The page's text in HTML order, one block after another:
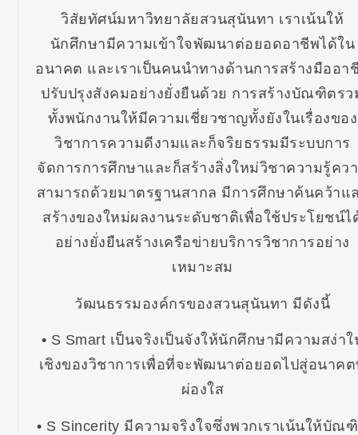
วิสัยทัศน์มหาวิทยาลัยสวนสุนันทา เราเน้นให้
นักศึกษามีความเข้าใจพัฒนาต่อยอดอาชีพได้ใน
อนาคต และเราเป็นคนนำทางด้านการสร้างมืออา
ปรับปรุงสังคมอย่างยั่งยืนด้วย การสร้างบัณฑิตรว
ทั้งพนักงานให้มีความเชี่ยวชาญทั้งยังในเรื่องของ
วิชาการความดีงามและก็จริยธรรมมีระบบการ
จัดการการศึกษาและก็สร้างสิ่งใหม่วิชาความรู้คว
สามารถด้วยมาตรฐานสากล มีการศึกษาค้นคว้าแ
สร้างของใหม่ผลงานระดับชาติเพื่อใช้ประโยชน์ไ
อย่างยั่งยืนสร้างเครือข่ายบริการวิชาการอย่าง
เหมาะสม
วัฒนธรรมองค์กรของสวนสุนันทา มีดังนี้
• S Smart เป็นจริงเป็นจังให้นักศึกษามีความสง่าใ
เชิงของวิชาการเพื่อที่จะพัฒนาต่อยอดไปสู่อนาค
ผ่องใส
• S Sincerity มีความจริงใจซึ่งพวกเราเน้นให้บัณ